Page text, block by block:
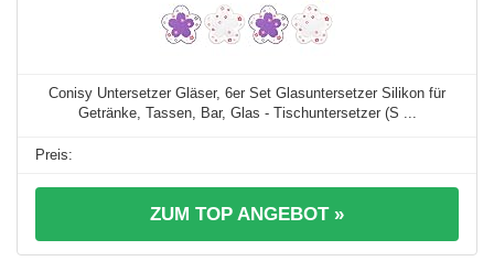
Conisy Untersetzer Gläser, 6er Set Glasuntersetzer Silikon für
Getränke, Tassen, Bar, Glas - Tischuntersetzer (S ...
ZUM TOP ANGEBOT »